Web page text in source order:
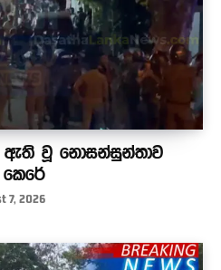
ඇති වූ නොසන්සුන්තාව
7, 2026